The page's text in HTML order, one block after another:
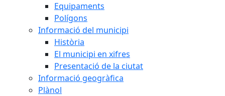
Equipaments
Polígons
Informació del municipi
Història
El municipi en xifres
Presentació de la ciutat
Informació geogràfica
Plànol